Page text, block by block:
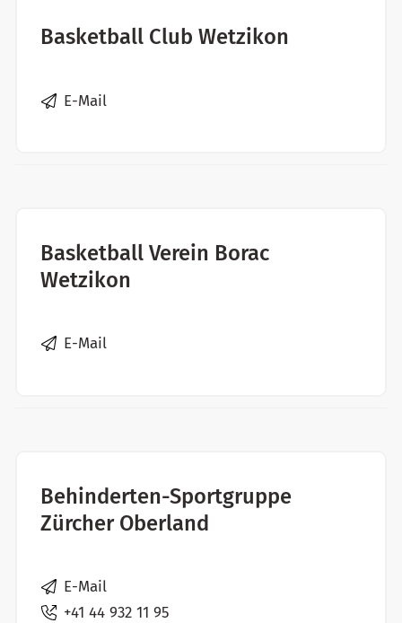
Basketball Club Wetzikon
E-Mail
Basketball Verein Borac
Wetzikon
E-Mail
Behinderten-Sportgruppe
Zürcher Oberland
E-Mail
+41 44 932 11 95